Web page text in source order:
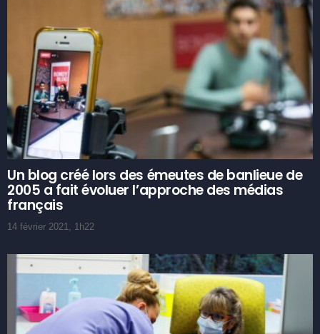
Un blog créé lors des émeutes de banlieue de
2005 a fait évoluer l’approche des médias
français
14 février 2021, 1h22